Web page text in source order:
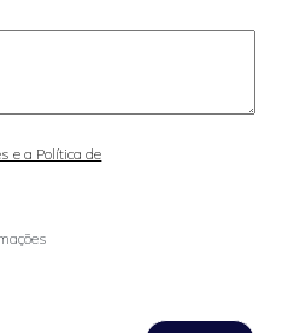
e a Política de